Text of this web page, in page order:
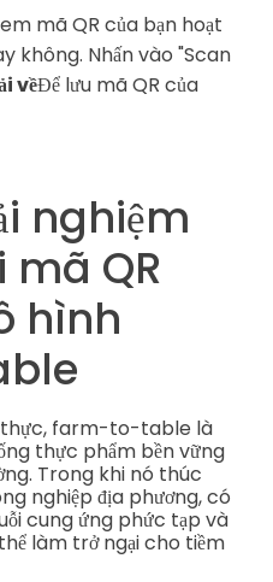
mã QR của bạn hoạt
không. Nhấn vào "Scan
vềĐể lưu mã QR của
nghiệm
mã QR
hình
thực, farm-to-table là
thực phẩm bền vững
Trong khi nó thúc
nghiệp địa phương, có
cung ứng phức tạp và
làm trở ngại cho tiềm